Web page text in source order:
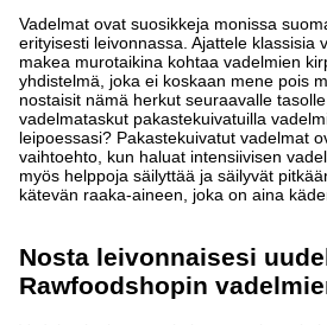
Vadelmat ovat suosikkeja monissa
erityisesti leivonnassa. Ajattele klassisia
makea murotaikina kohtaa vadelmien
yhdistelmä, joka ei koskaan mene pois
nostaisit nämä herkut seuraavalle
vadelmataskut pakastekuivatuilla
leipoessasi? Pakastekuivatut vadelmat
vaihtoehto, kun haluat intensiivisen
myös helppoja säilyttää ja säilyvät
kätevän raaka-aineen, joka on aina
Nosta leivonnaisesi
Rawfoodshopin